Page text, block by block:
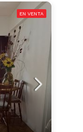
EN VENTA